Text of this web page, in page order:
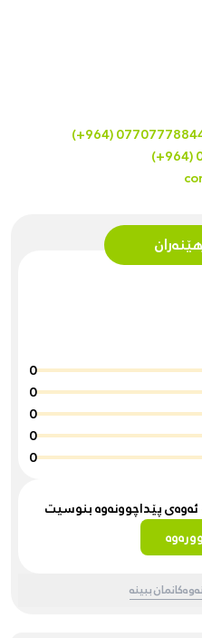
0
0
0
0
0
پێداچوونەوە بنوسیت
ببینە
(+964)
(+964)